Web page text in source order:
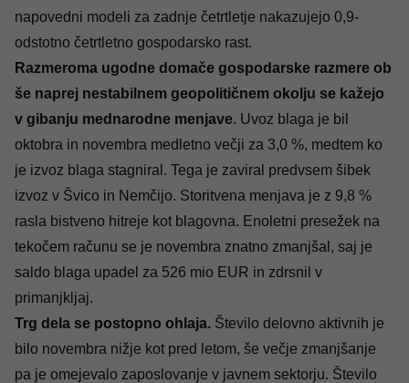
napovedni modeli za zadnje četrtletje nakazujejo 0,9-
odstotno četrtletno gospodarsko rast.
Razmeroma ugodne domače gospodarske razmere ob
še naprej nestabilnem geopolitičnem okolju se kažejo
v gibanju mednarodne menjave. Uvoz blaga je bil
oktobra in novembra medletno večji za 3,0 %, medtem ko
je izvoz blaga stagniral. Tega je zaviral predvsem šibek
izvoz v Švico in Nemčijo. Storitvena menjava je z 9,8 %
rasla bistveno hitreje kot blagovna. Enoletni presežek na
tekočem računu se je novembra znatno zmanjšal, saj je
saldo blaga upadel za 526 mio EUR in zdrsnil v
primanjkljaj.
Trg dela se postopno ohlaja. Število delovno aktivnih je
bilo novembra nižje kot pred letom, še večje zmanjšanje
pa je omejevalo zaposlovanje v javnem sektorju. Število